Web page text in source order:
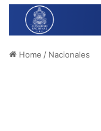
Home / Nacionales